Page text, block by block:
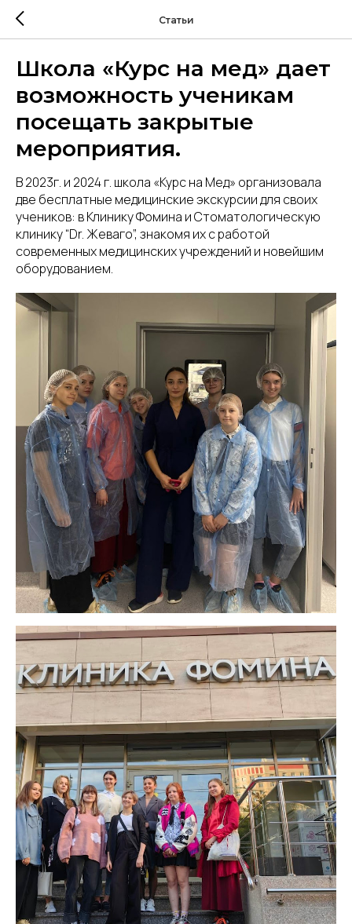
Статьи
Школа «Курс на мед» дает
возможность ученикам
посещать закрытые
мероприятия.
В 2023г. и 2024 г. школа «Курс на Мед» организовала
две бесплатные медицинские экскурсии для своих
учеников: в Клинику Фомина и Стоматологическую
клинику “Dr. Жеваго”, знакомя их с работой
современных медицинских учреждений и новейшим
оборудованием.